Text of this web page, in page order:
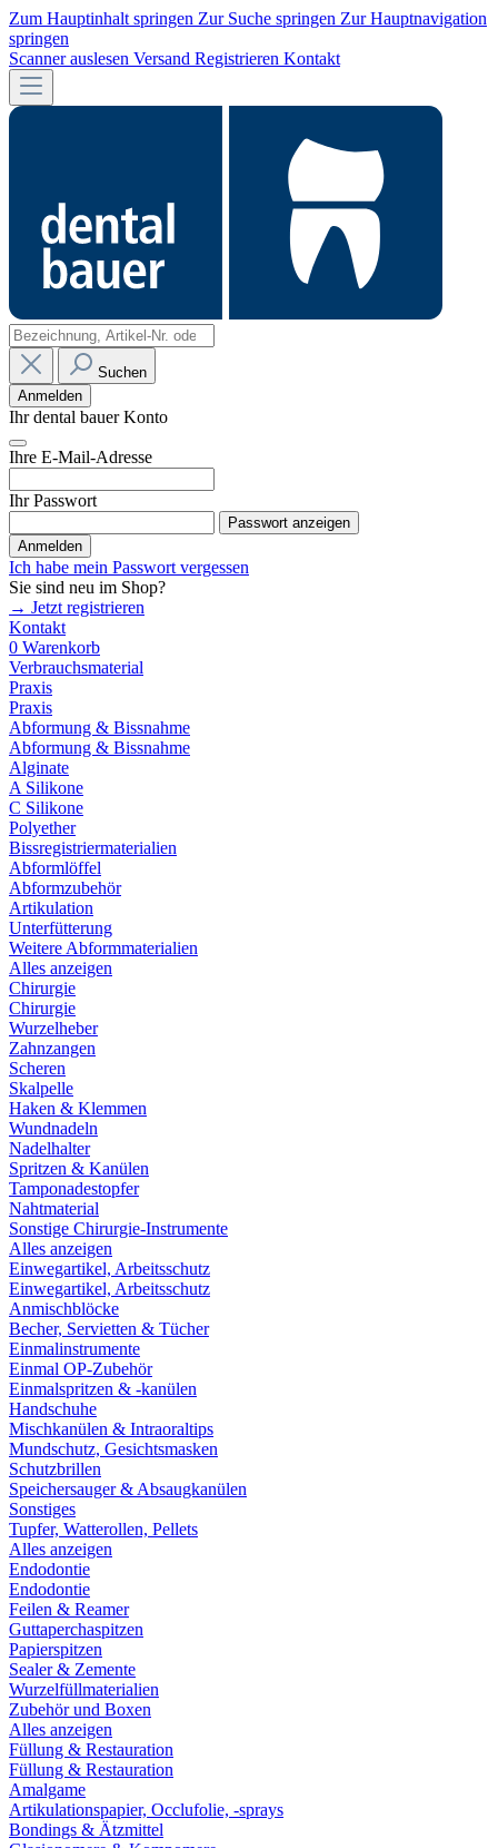
Zum Hauptinhalt springen Zur Suche springen Zur Hauptnavigation
springen
Scanner auslesen Versand Registrieren Kontakt
Suchen
Anmelden
Ihr dental bauer Konto
Ihre E-Mail-Adresse
Ihr Passwort
Passwort anzeigen
Anmelden
Ich habe mein Passwort vergessen
Sie sind neu im Shop?
→ Jetzt registrieren
Kontakt
0 Warenkorb
Verbrauchsmaterial
Praxis
Praxis
Abformung & Bissnahme
Abformung & Bissnahme
Alginate
A Silikone
C Silikone
Polyether
Bissregistriermaterialien
Abformlöffel
Abformzubehör
Artikulation
Unterfütterung
Weitere Abformmaterialien
Alles anzeigen
Chirurgie
Chirurgie
Wurzelheber
Zahnzangen
Scheren
Skalpelle
Haken & Klemmen
Wundnadeln
Nadelhalter
Spritzen & Kanülen
Tamponadestopfer
Nahtmaterial
Sonstige Chirurgie-Instrumente
Alles anzeigen
Einwegartikel, Arbeitsschutz
Einwegartikel, Arbeitsschutz
Anmischblöcke
Becher, Servietten & Tücher
Einmalinstrumente
Einmal OP-Zubehör
Einmalspritzen & -kanülen
Handschuhe
Mischkanülen & Intraoraltips
Mundschutz, Gesichtsmasken
Schutzbrillen
Speichersauger & Absaugkanülen
Sonstiges
Tupfer, Watterollen, Pellets
Alles anzeigen
Endodontie
Endodontie
Feilen & Reamer
Guttaperchaspitzen
Papierspitzen
Sealer & Zemente
Wurzelfüllmaterialien
Zubehör und Boxen
Alles anzeigen
Füllung & Restauration
Füllung & Restauration
Amalgame
Artikulationspapier, Occlufolie, -sprays
Bondings & Ätzmittel